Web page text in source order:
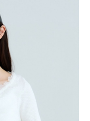
每月結算日後寄送繳費提
台灣大直營門市／銀行轉
簡稱本公司）所提供，讓
並由商店將買賣／分期付款
單繳交帳款。
目的，商店將以您的個人
大進項蒐集、處理及利用，
、核對及更正。
跳轉至「AFTEE先享後付」
成結帳。
的連結，可透過四大超商／
交易完成。
若您需要取消訂單，請聯絡
為有效，需透過AFTEE先享
頁面顯示為準，若有關於
，請聯繫「AFTEE先享後付
support/home